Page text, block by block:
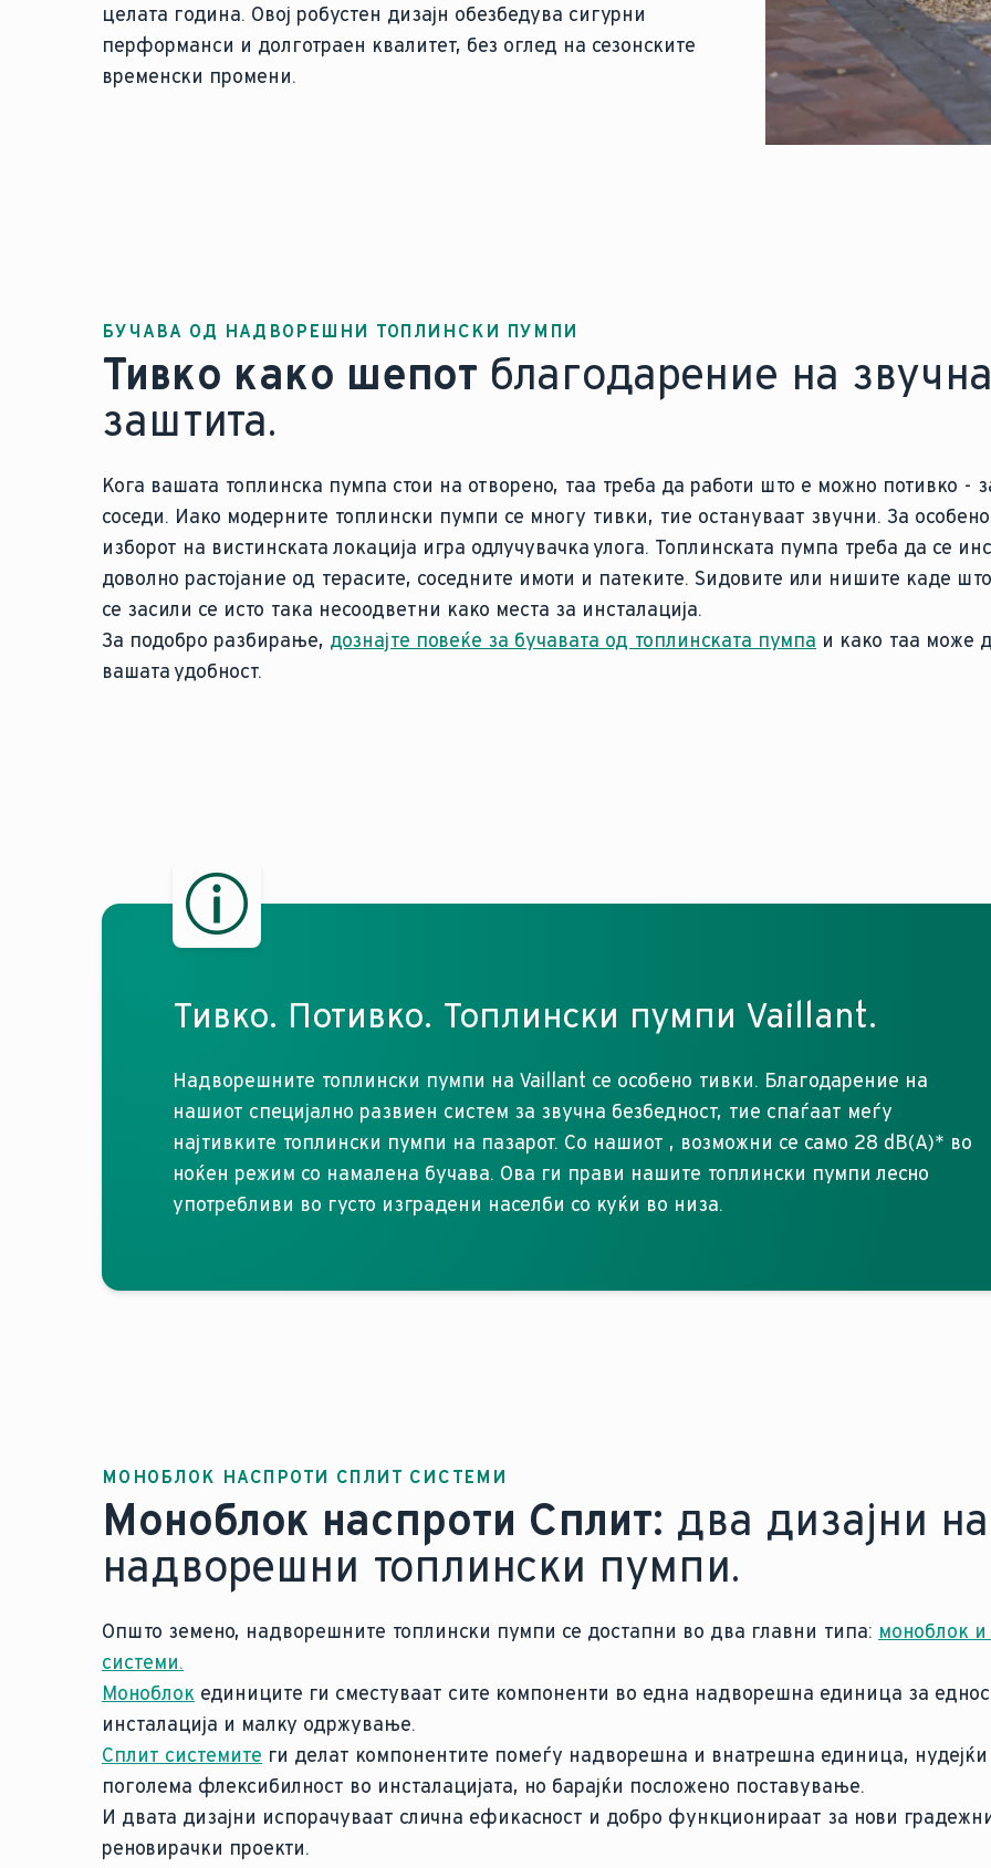
целата година. Овој робустен дизајн обезбедува сигурни
перформанси и долготраен квалитет, без оглед на сезонските
временски промени.
БУЧАВА ОД НАДВОРЕШНИ ТОПЛИНСКИ ПУМПИ
Тивко како шепот благодарение на
заштита.
Кога вашата топлинска пумпа стои на отворено, таа треба да работи што е можно потивко -
соседи. Иако модерните топлински пумпи се многу тивки, тие остануваат звучни. За
изборот на вистинската локација игра одлучувачка улога. Топлинската пумпа треба да се
доволно растојание од терасите, соседните имоти и патеките. Ѕидовите или нишите каде
се засили се исто така несоодветни како места за инсталација.
За подобро разбирање, дознајте повеќе за бучавата од топлинската пумпа и како таа може
вашата удобност.
Тивко. Потивко. Топлински пумпи Vaillant.
Надворешните топлински пумпи на Vaillant се особено тивки. Благодарение на
нашиот специјално развиен систем за звучна безбедност, тие спаѓаат меѓу
најтивките топлински пумпи на пазарот. Со нашиот , возможни се само 28 dB(A)* во
ноќен режим со намалена бучава. Ова ги прави нашите топлински пумпи лесно
употребливи во густо изградени населби со куќи во низа.
МОНОБЛОК НАСПРОТИ СПЛИТ СИСТЕМИ
Моноблок наспроти Сплит: два дизајни на
надворешни топлински пумпи.
Општо земено, надворешните топлински пумпи се достапни во два главни типа: моноблок
системи.
Моноблок единиците ги сместуваат сите компоненти во една надворешна единица за
инсталација и малку одржување.
Сплит системите ги делат компонентите помеѓу надворешна и внатрешна единица, нудејќи
поголема флексибилност во инсталацијата, но барајќи посложено поставување.
И двата дизајни испорачуваат слична ефикасност и добро функционираат за нови
реновирачки проекти.